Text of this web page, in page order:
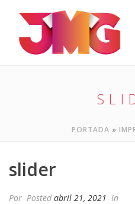
PORTADA »
slider
Por Posted abril 21, 2021 In